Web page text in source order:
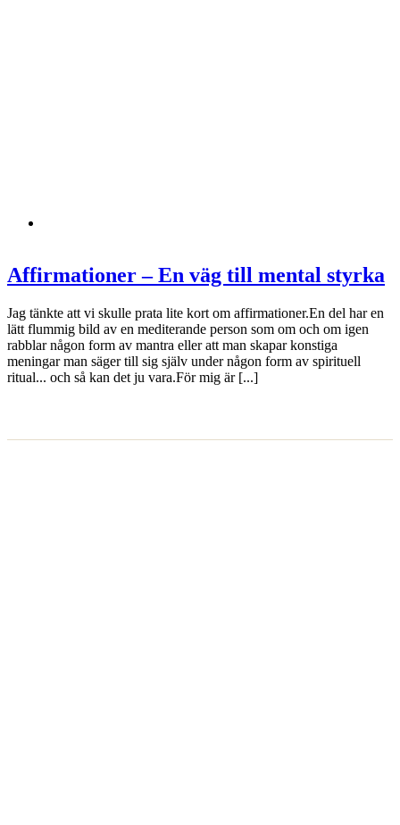
Affirmationer – En väg till mental styrka
Jag tänkte att vi skulle prata lite kort om affirmationer.En del har en
lätt flummig bild av en mediterande person som om och om igen
rabblar någon form av mantra eller att man skapar konstiga
meningar man säger till sig själv under någon form av spirituell
ritual... och så kan det ju vara.För mig är [...]